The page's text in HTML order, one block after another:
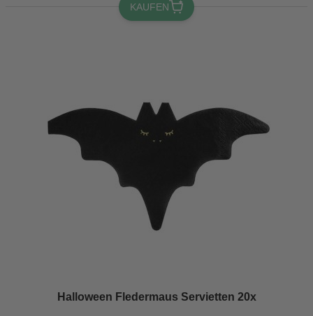
KAUFEN
Halloween Fledermaus Servietten 20x